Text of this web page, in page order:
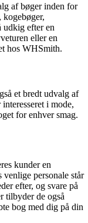
af bøger inden for
kogebøger,
udkig efter en
eller en
hos WHSmith.
et bredt udvalg af
i mode,
for enhver smag.
kunder en
personale står
efter, og svare på
tilbyder de også
bog med dig på din